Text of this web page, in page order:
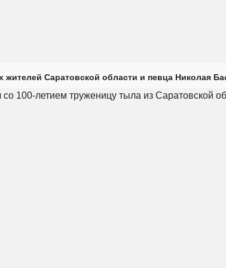
жителей Саратовской области и певца Николая